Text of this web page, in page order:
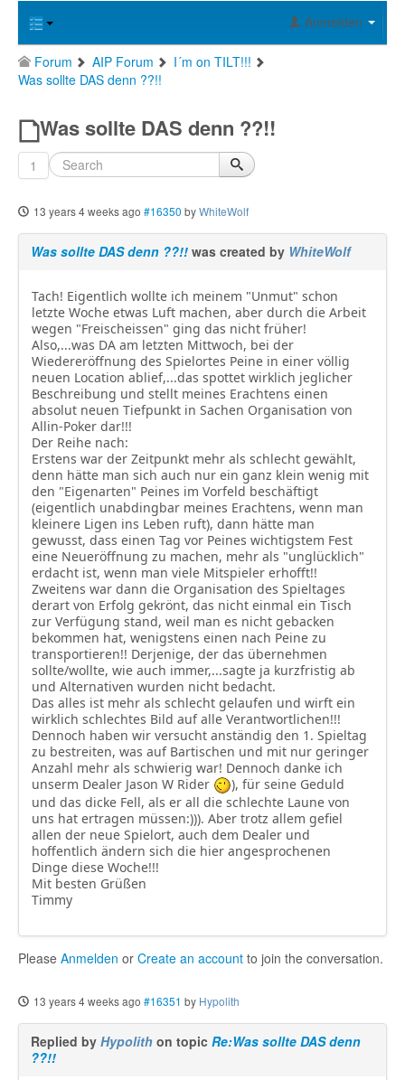
Anmelden
Forum AIP Forum
I´m on TILT!!!
Was sollte DAS denn ??!!
Was sollte DAS denn ??!!
1
13 years 4 weeks ago #16350 byWhiteWolf
Was sollte DAS denn ??!! was created by WhiteWolf
Tach! Eigentlich wollte ich meinem "Unmut" schon
letzte Woche etwas Luft machen, aber durch die Arbeit
wegen "Freischeissen" ging das nicht früher!
Also,...was DA am letzten Mittwoch, bei der
Wiedereröffnung des Spielortes Peine in einer völlig
neuen Location ablief,...das spottet wirklich jeglicher
Beschreibung und stellt meines Erachtens einen
absolut neuen Tiefpunkt in Sachen Organisation von
Allin-Poker dar!!!
Der Reihe nach:
Erstens war der Zeitpunkt mehr als schlecht gewählt,
denn hätte man sich auch nur ein ganz klein wenig mit
den "Eigenarten" Peines im Vorfeld beschäftigt
(eigentlich unabdingbar meines Erachtens, wenn man
kleinere Ligen ins Leben ruft), dann hätte man
gewusst, dass einen Tag vor Peines wichtigstem Fest
eine Neueröffnung zu machen, mehr als "unglücklich"
erdacht ist, wenn man viele Mitspieler erhofft!!
Zweitens war dann die Organisation des Spieltages
derart von Erfolg gekrönt, das nicht einmal ein Tisch
zur Verfügung stand, weil man es nicht gebacken
bekommen hat, wenigstens einen nach Peine zu
transportieren!! Derjenige, der das übernehmen
sollte/wollte, wie auch immer,...sagte ja kurzfristig ab
und Alternativen wurden nicht bedacht.
Das alles ist mehr als schlecht gelaufen und wirft ein
wirklich schlechtes Bild auf alle Verantwortlichen!!!
Dennoch haben wir versucht anständig den 1. Spieltag
zu bestreiten, was auf Bartischen und mit nur geringer
Anzahl mehr als schwierig war! Dennoch danke ich
unserm Dealer Jason W Rider
), für seine Geduld
und das dicke Fell, als er all die schlechte Laune von
uns hat ertragen müssen:))). Aber trotz allem gefiel
allen der neue Spielort, auch dem Dealer und
hoffentlich ändern sich die hier angesprochenen
Dinge diese Woche!!!
Mit besten Grüßen
Timmy
Please Anmelden or Create an account to join the conversation.
13 years 4 weeks ago #16351 by Hypolith
Replied by Hypolith on topic Re:Was sollte DAS denn
??!!